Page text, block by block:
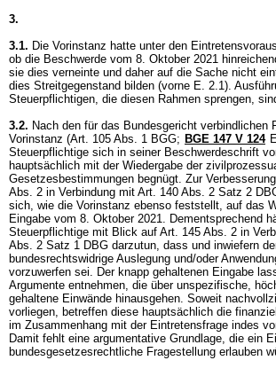
3.
3.1. Die Vorinstanz hatte unter den
ob die Beschwerde vom 8. Oktober 2021
sie dies verneinte und daher auf die Sache nicht
dies Streitgegenstand bilden (vorne E. 2.1).
Steuerpflichtigen, die diesen Rahmen sprengen,
3.2. Nach den für das Bundesgericht verbindlichen
Vorinstanz (Art. 105 Abs. 1 BGG; BGE 147 V 124
Steuerpflichtige sich in seiner Beschwerdeschrift
hauptsächlich mit der Wiedergabe der
Gesetzesbestimmungen begnügt. Zur
Abs. 2 in Verbindung mit Art. 140 Abs. 2 Satz 2
sich, wie die Vorinstanz ebenso feststellt, auf das
Eingabe vom 8. Oktober 2021. Dementsprechend
Steuerpflichtige mit Blick auf Art. 145 Abs. 2 in
Abs. 2 Satz 1 DBG darzutun, dass und inwiefern
bundesrechtswidrige Auslegung und/oder
vorzuwerfen sei. Der knapp gehaltenen Eingabe
Argumente entnehmen, die über unspezifische,
gehaltene Einwände hinausgehen. Soweit
vorliegen, betreffen diese hauptsächlich die
im Zusammenhang mit der Eintretensfrage indes
Damit fehlt eine argumentative Grundlage, die ein
bundesgesetzesrechtliche Fragestellung erlauben